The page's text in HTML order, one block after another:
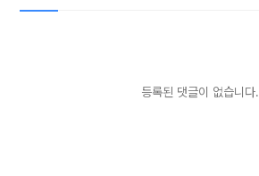
등록된 댓글이 없습니다.